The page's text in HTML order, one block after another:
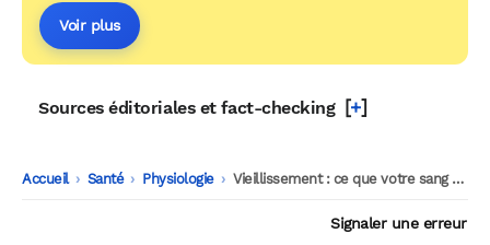
Voir plus
Sources éditoriales et fact-checking [+]
Accueil -
Santé -
Physiologie -
Vieillissement : ce que votre sang sait sur vous
Signaler une erreur